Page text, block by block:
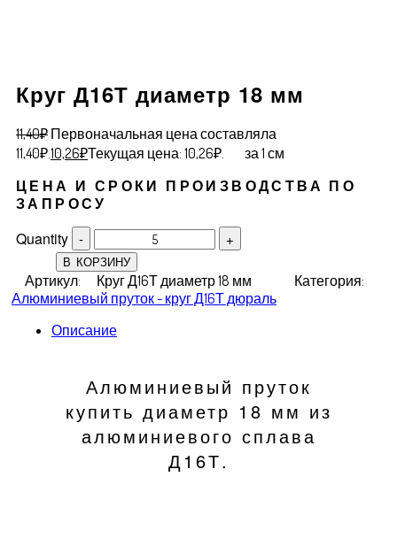
Круг Д16Т диаметр 18 мм
11,40₽ Первоначальная цена составляла
11,40₽.10,26₽Текущая цена: 10,26₽.
за 1 см
ЦЕНА И СРОКИ ПРОИЗВОДСТВА ПО
ЗАПРОСУ
Quantity
В КОРЗИНУ
Артикул: Круг Д16Т диаметр 18 мм
Категория:
Алюминиевый пруток - круг Д16Т дюраль
Описание
Алюминиевый пруток
купить диаметр 18 мм из
алюминиевого сплава
Д16Т.